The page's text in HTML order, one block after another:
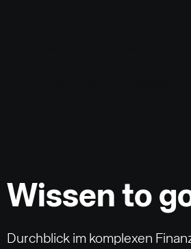
Wissen to
Durchblick im komplexen